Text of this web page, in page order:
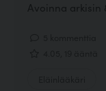
Avoinna arkisin